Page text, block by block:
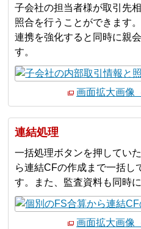
子会社の担当者様が取引先
照合を行うことができます
連携を強化すると同時に親
す。
画面拡大画像
連結処理
一括処理ボタンを押してい
ら連結CFの作成まで一括し
す。また、監査資料も同時
画面拡大画像